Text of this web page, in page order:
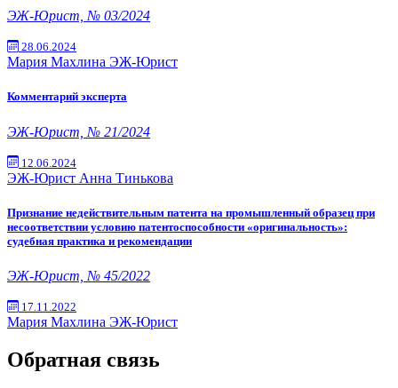
ЭЖ-Юрист, № 03/2024
28.06.2024
Мария Махлина ЭЖ-Юрист
Комментарий эксперта
ЭЖ-Юрист, № 21/2024
12.06.2024
ЭЖ-Юрист Анна Тинькова
Признание недействительным патента на промышленный образец при
несоответствии условию патентоспособности «оригинальность»:
судебная практика и рекомендации
ЭЖ-Юрист, № 45/2022
17.11.2022
Мария Махлина ЭЖ-Юрист
Обратная связь